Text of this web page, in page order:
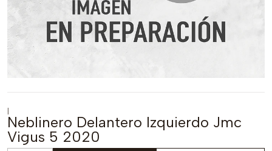
|
Neblinero Delantero Izquierdo Jmc
Vigus 5 2020